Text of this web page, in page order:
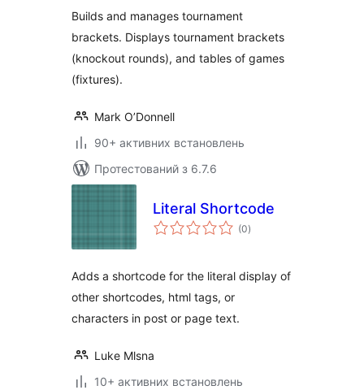
Builds and manages tournament
brackets. Displays tournament brackets
(knockout rounds), and tables of games
(fixtures).
Mark O’Donnell
90+ активних встановлень
Протестований з 6.7.6
Literal Shortcode
(0загальний
рейтинг
)
Adds a shortcode for the literal display of
other shortcodes, html tags, or
characters in post or page text.
Luke Mlsna
10+ активних встановлень